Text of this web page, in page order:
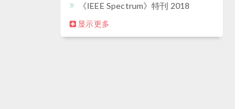
《IEEE Spectrum》特刊 2018
显示更多